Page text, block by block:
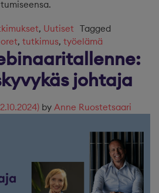
, Uutiset Tagged
, tutkimus, työelämä
johtaja
by Anne Ruostetsaari